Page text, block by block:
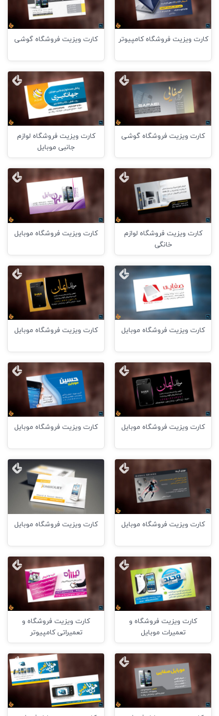
کارت ویزیت فروشگاه کامپیوتر کارت ویزیت فروشگاه گوشی
کارت ویزیت فروشگاه گوشی
کارت ویزیت فروشگاه لوازم
جانبی موبایل
کارت ویزیت فروشگاه لوازم
خانگی
کارت ویزیت فروشگاه موبایل
کارت ویزیت فروشگاه موبایل کارت ویزیت فروشگاه موبایل
کارت ویزیت فروشگاه موبایل کارت ویزیت فروشگاه موبایل
کارت ویزیت فروشگاه موبایل کارت ویزیت فروشگاه موبایل
کارت ویزیت فروشگاه و
تعمیرات موبایل
کارت ویزیت فروشگاه و
تعمیراتی کامپیوتر